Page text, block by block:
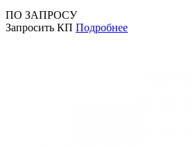
ПО ЗАПРОСУ
Запросить КП Подробнее